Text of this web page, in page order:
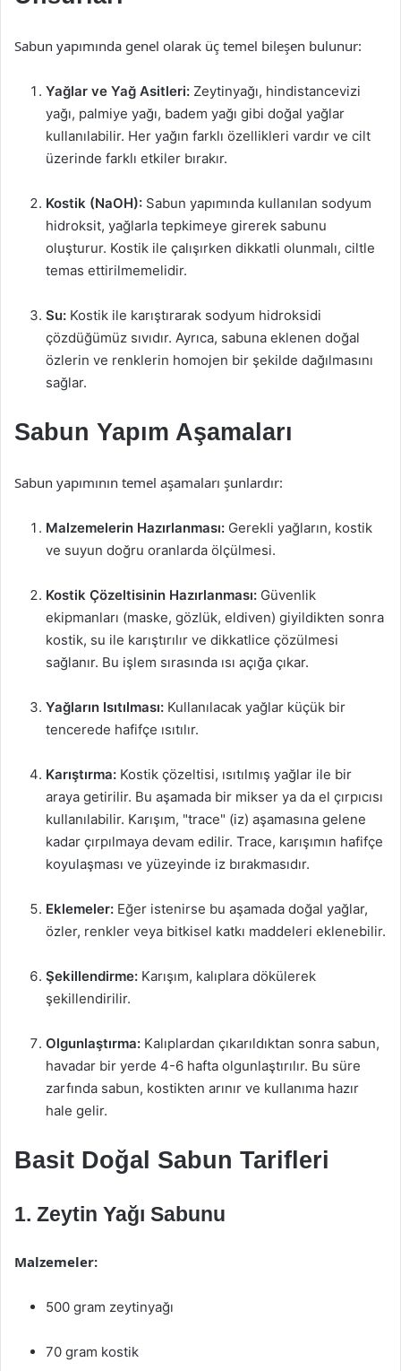
Sabun yapımında genel olarak üç temel bileşen bulunur:
Yağlar ve Yağ Asitleri: Zeytinyağı, hindistancevizi
yağı, palmiye yağı, badem yağı gibi doğal yağlar
kullanılabilir. Her yağın farklı özellikleri vardır ve cilt
üzerinde farklı etkiler bırakır.
Kostik (NaOH): Sabun yapımında kullanılan sodyum
hidroksit, yağlarla tepkimeye girerek sabunu
oluşturur. Kostik ile çalışırken dikkatli olunmalı, ciltle
temas ettirilmemelidir.
Su: Kostik ile karıştırarak sodyum hidroksidi
çözdüğümüz sıvıdır. Ayrıca, sabuna eklenen doğal
özlerin ve renklerin homojen bir şekilde dağılmasını
sağlar.
Sabun Yapım Aşamaları
Sabun yapımının temel aşamaları şunlardır:
Malzemelerin Hazırlanması: Gerekli yağların, kostik
ve suyun doğru oranlarda ölçülmesi.
Kostik Çözeltisinin Hazırlanması: Güvenlik
ekipmanları (maske, gözlük, eldiven) giyildikten sonra
kostik, su ile karıştırılır ve dikkatlice çözülmesi
sağlanır. Bu işlem sırasında ısı açığa çıkar.
Yağların Isıtılması: Kullanılacak yağlar küçük bir
tencerede hafifçe ısıtılır.
Karıştırma: Kostik çözeltisi, ısıtılmış yağlar ile bir
araya getirilir. Bu aşamada bir mikser ya da el çırpıcısı
kullanılabilir. Karışım, "trace" (iz) aşamasına gelene
kadar çırpılmaya devam edilir. Trace, karışımın hafifçe
koyulaşması ve yüzeyinde iz bırakmasıdır.
Eklemeler: Eğer istenirse bu aşamada doğal yağlar,
özler, renkler veya bitkisel katkı maddeleri eklenebilir.
Şekillendirme: Karışım, kalıplara dökülerek
şekillendirilir.
Olgunlaştırma: Kalıplardan çıkarıldıktan sonra sabun,
havadar bir yerde 4-6 hafta olgunlaştırılır. Bu süre
zarfında sabun, kostikten arınır ve kullanıma hazır
hale gelir.
Basit Doğal Sabun Tarifleri
1. Zeytin Yağı Sabunu
Malzemeler:
500 gram zeytinyağı
70 gram kostik